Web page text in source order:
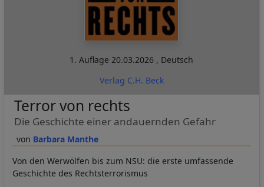
1. Auflage20.03.2026 , Deutsch
Verlag C.H. Beck
Barbara Manthe
Terror von rechts
Die Geschichte einer andauernden Gefahr
Von den Werwölfen bis zum NSU: die erste umfassende
Geschichte des Rechtsterrorismus